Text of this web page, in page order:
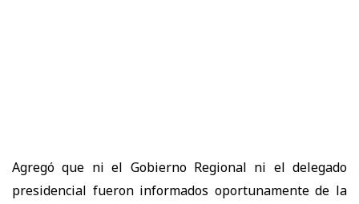
Agregó que ni el Gobierno Regional ni el delegado
presidencial fueron informados oportunamente de la